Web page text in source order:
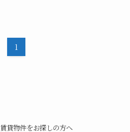
1
賃貸物件をお探しの方へ